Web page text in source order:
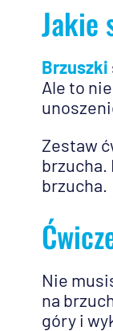
Jakie
Brzuszki
Ale to
Zestaw
brzucha.
brzucha.
Nie
na
góry i